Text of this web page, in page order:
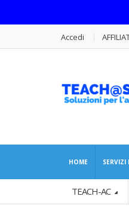
Accedi
HOME
TEACH-AC